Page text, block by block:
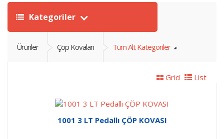
Kategoriler
Ürünler Çöp Kovaları Tüm Alt Kategoriler
Grid List
1001 3 LT Pedallı ÇÖP KOVASI